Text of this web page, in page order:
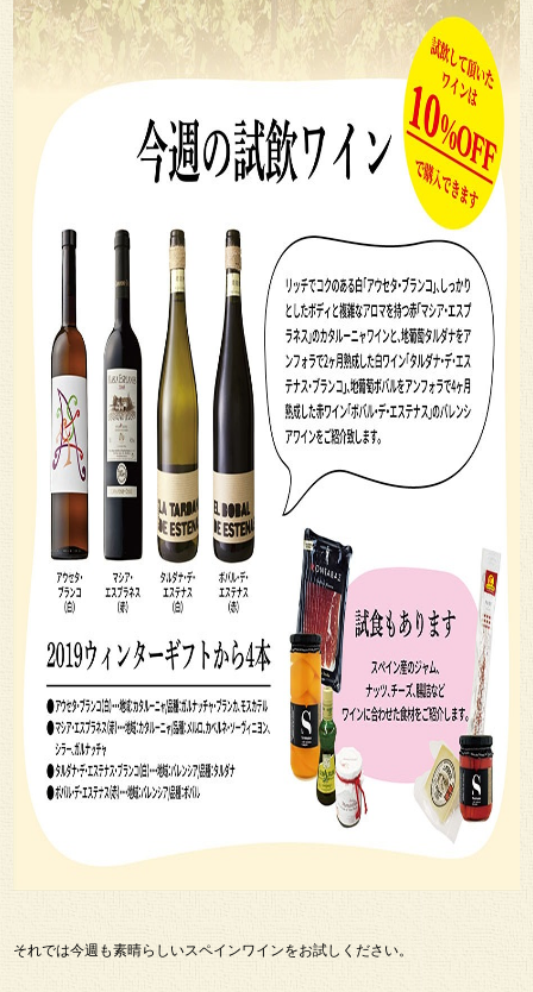
それでは今週も素晴らしいスペインワインをお試しください。